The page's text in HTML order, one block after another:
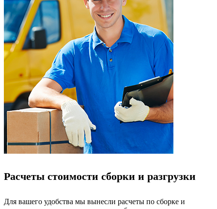
Расчеты стоимости сборки и разгрузки
Для вашего удобства мы вынесли расчеты по сборке и